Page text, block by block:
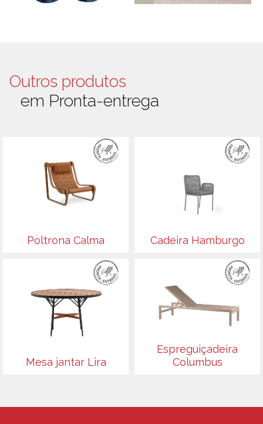
Outros produtos
em Pronta-entrega
Poltrona Calma Cadeira Hamburgo
Mesa jantar Lira
Espreguiçadeira
Columbus